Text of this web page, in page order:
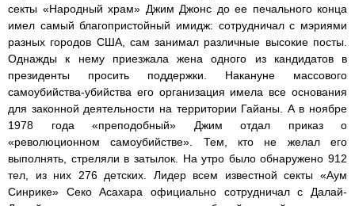
секты «Народный храм» Джим Джонс до ее печального конца
имел самый благопристойный имидж: сотрудничал с мэриями
разных городов США, сам занимал различные высокие посты.
Однажды к нему приезжала жена одного из кандидатов в
президенты просить поддержки. Накануне массового
самоубийства-убийства его организация имела все основания
для законной деятельности на территории Гайаны. А в ноябре
1978 года «преподобный» Джим отдал приказ о
«революционном самоубийстве». Тем, кто не желал его
выполнять, стреляли в затылок. На утро было обнаружено 912
тел, из них 276 детских. Лидер всем известной секты «Аум
Синрике» Секо Асахара официально сотрудничал с Далай-